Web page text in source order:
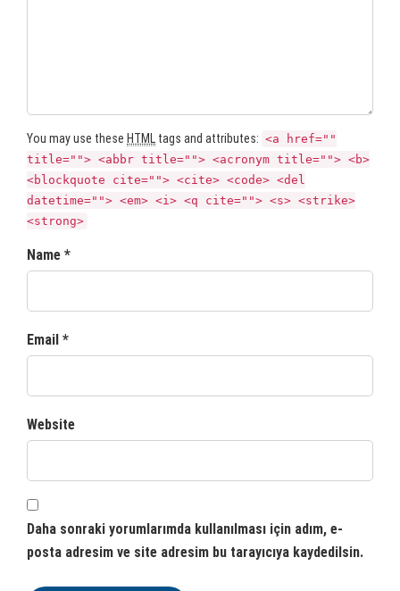
You may use these HTML tags and attributes: <a href=""
title=""> <abbr title=""> <acronym title=""> <b>
<blockquote cite=""> <cite> <code> <del
datetime=""> <em> <i> <q cite=""> <s> <strike>
<strong>
Name *
Email *
Website
Daha sonraki yorumlarımda kullanılması için adım, e-
posta adresim ve site adresim bu tarayıcıya kaydedilsin.